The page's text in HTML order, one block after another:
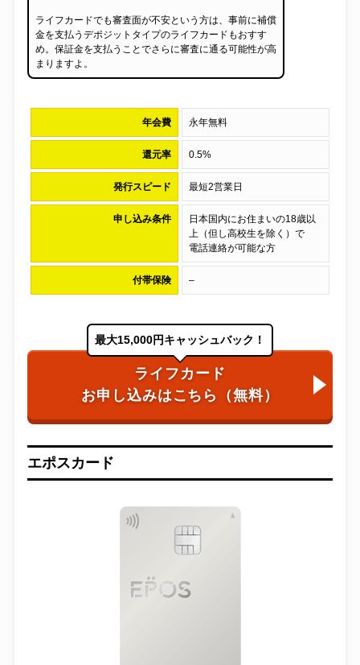
ライフカードでも審査面が不安という方は、事前に補償
金を支払うデポジットタイプのライフカードもおすす
め。保証金を支払うことでさらに審査に通る可能性が高
まりますよ。
年会費 永年無料
還元率 0.5%
発行スピード 最短2営業日
申し込み条件
日本国内にお住まいの18歳以
上（但し高校生を除く）で
電話連絡が可能な方
付帯保険 –
最大15,000円キャッシュバック！
ライフカード
お申し込みはこちら（無料）
エポスカード